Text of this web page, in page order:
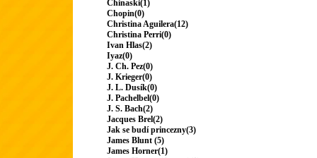
Chinaski(1)
Chopin(0)
Christina Aguilera(12)
Christina Perri(0)
Ivan Hlas(2)
Iyaz(0)
J. Ch. Pez(0)
J. Krieger(0)
J. L. Dusík(0)
J. Pachelbel(0)
J. S. Bach(2)
Jacques Brel(2)
Jak se budí princezny(3)
James Blunt (5)
James Horner(1)